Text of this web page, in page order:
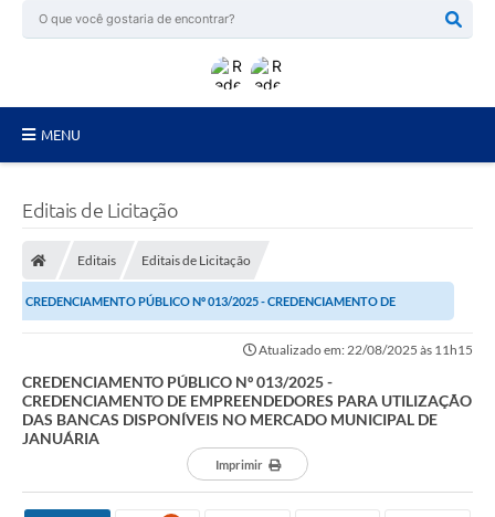
MENU
Secretarias
Transparência Pública
Contratos
Carta de Serviços
Editais de Licitação
Editais Editais de Licitação
CREDENCIAMENTO PÚBLICO Nº 013/2025 - CREDENCIAMENTO DE
EMPREENDEDORES PARA UTILIZAÇÃO DAS BANCAS DISPONÍVEIS...
Atualizado em: 22/08/2025 às 11h15
CREDENCIAMENTO PÚBLICO Nº 013/2025 -
CREDENCIAMENTO DE EMPREENDEDORES PARA UTILIZAÇÃO
DAS BANCAS DISPONÍVEIS NO MERCADO MUNICIPAL DE
JANUÁRIA
Imprimir